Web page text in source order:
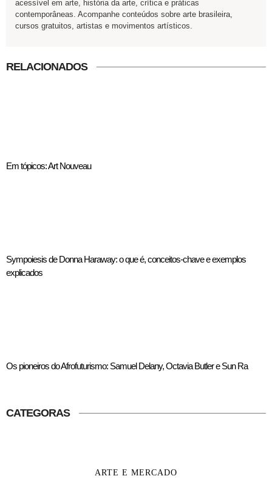
acessível em arte, história da arte, crítica e práticas
contemporâneas. Acompanhe conteúdos sobre arte brasileira,
cursos gratuitos, artistas e movimentos artísticos.
RELACIONADOS
Em tópicos: Art Nouveau
Sympoiesis de Donna Haraway: o que é, conceitos-chave e exemplos
explicados
Os pioneiros do Afrofuturismo: Samuel Delany, Octavia Butler e Sun Ra
CATEGORAS
ARTE E MERCADO